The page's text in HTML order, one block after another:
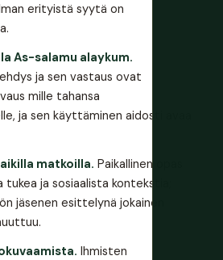
erityistä syytä on
As-salamu alaykum.
ja sen vastaus ovat
mille tahansa
ja sen käyttäminen aidosti avaa
matkoilla. Paikallinen opas
ja sosiaalista kontekstia;
jäsenen esittelynä jokainen
Ihmisten